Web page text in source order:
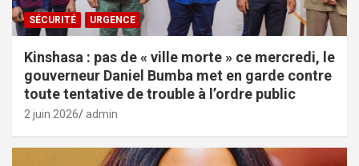
SÉCURITÉ URGENCE
Kinshasa : pas de « ville morte » ce mercredi, le
gouverneur Daniel Bumba met en garde contre
toute tentative de trouble à l’ordre public
2 juin 2026 admin